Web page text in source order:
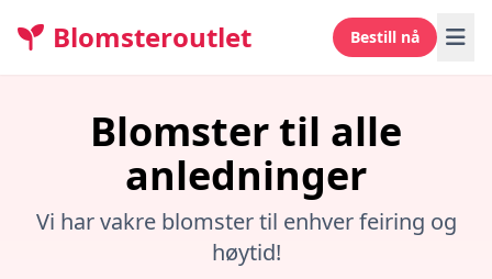
Blomsteroutlet Bestill nå
Blomster til alle
anledninger
Vi har vakre blomster til enhver feiring og
høytid!